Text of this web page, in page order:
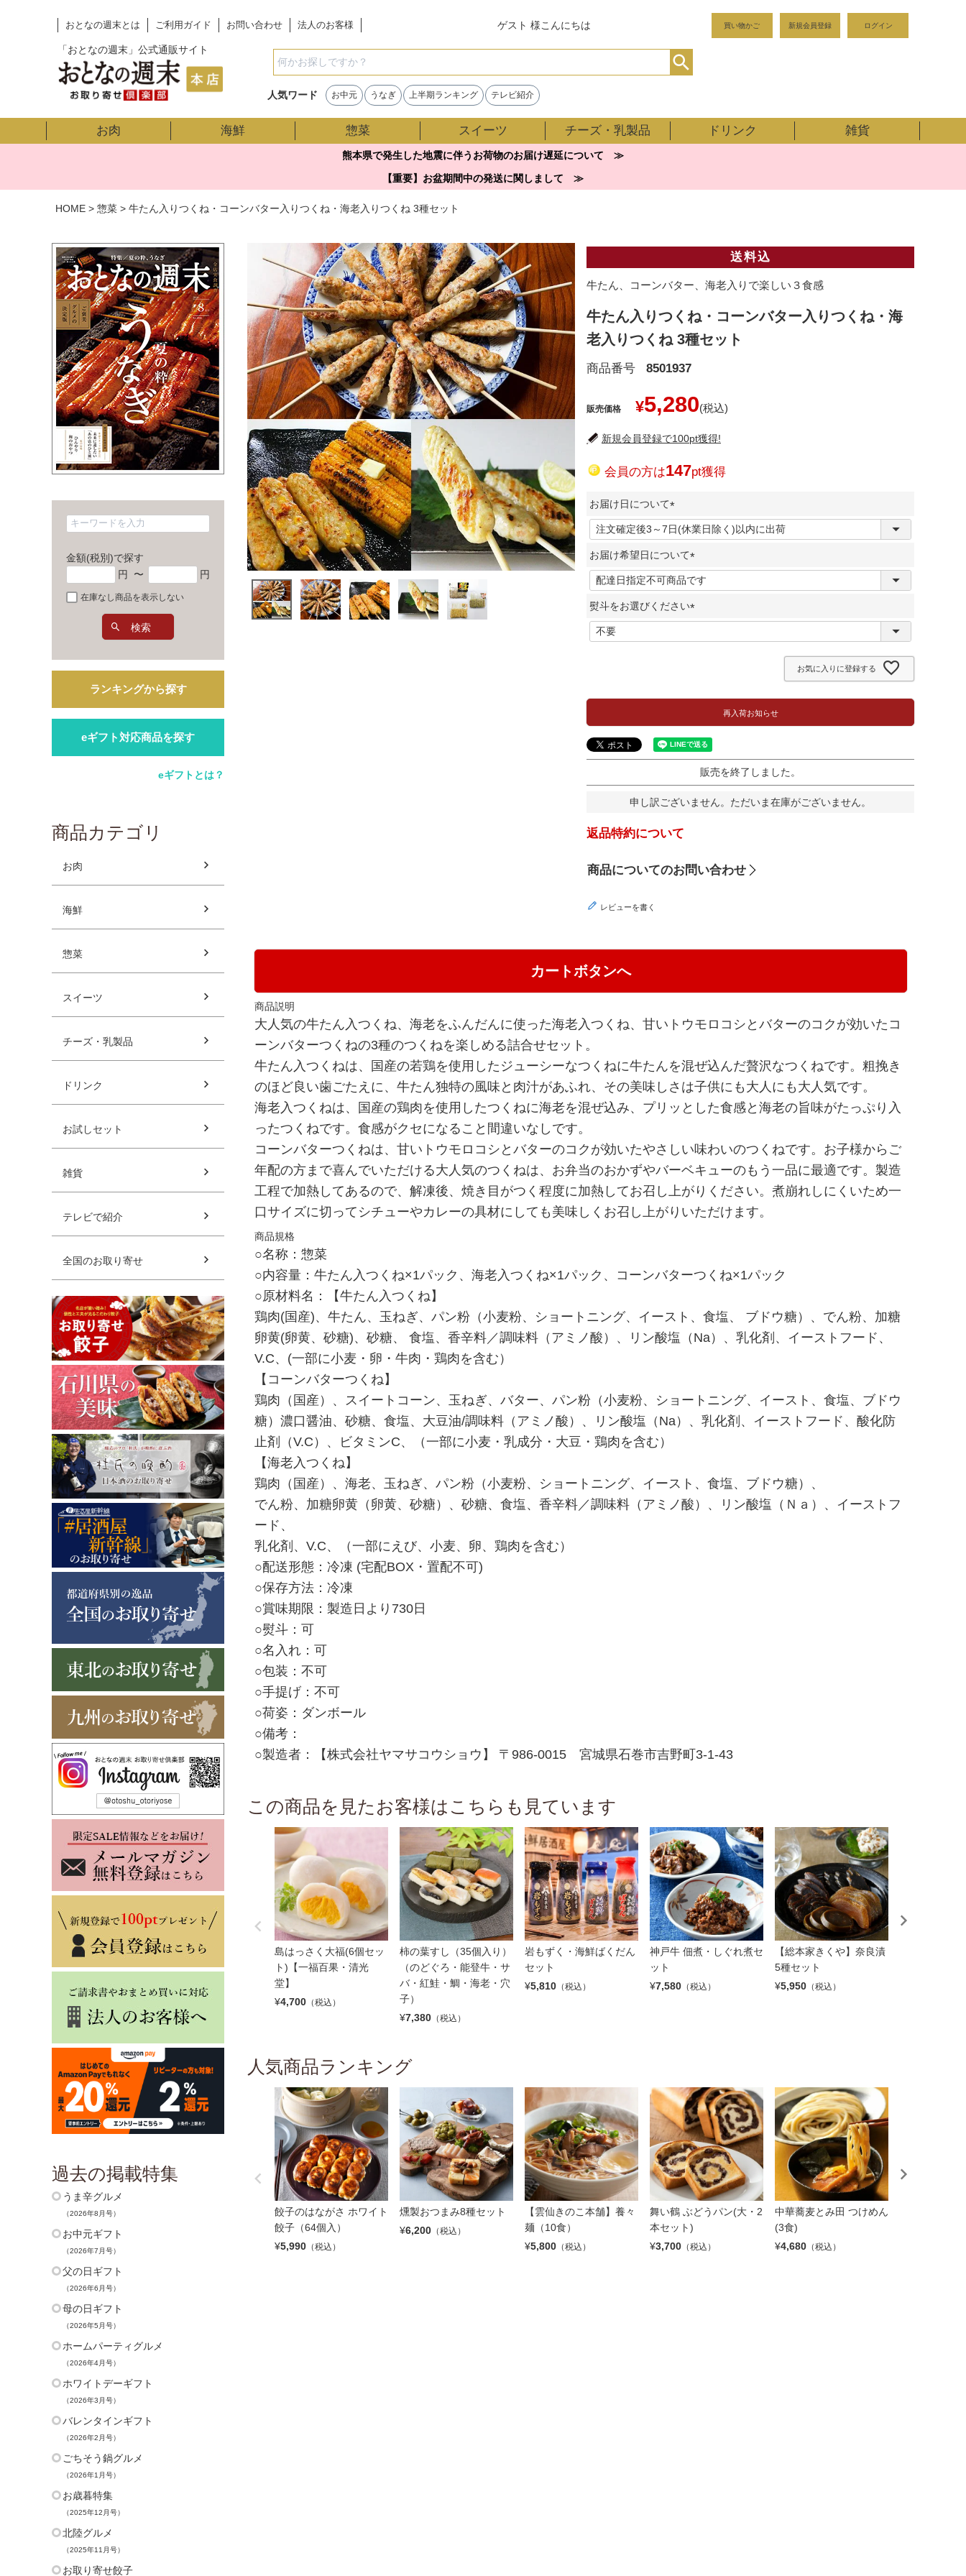
おとなの週末とは ご利用ガイド お問い合わせ 法人のお客様 ゲスト 様こんにちは
「おとなの週末」公式通販サイト
買い物かご 新規会員登録 ログイン
検索
人気ワード お中元 うなぎ 上半期ランキング テレビ紹介
お肉 海鮮 惣菜 スイーツ チーズ・乳製品 ドリンク 雑貨
熊本県で発生した地震に伴うお荷物のお届け遅延について ≫
【重要】お盆期間中の発送に関しまして ≫
HOME 惣菜 牛たん入りつくね・コーンバター入りつくね・海老入りつくね 3種セット
金額(税別)で探す
円
〜 円
在庫なし商品を表示しない
検索
ランキングから探す
eギフト対応商品を探す
eギフトとは？
商品カテゴリ
お肉
海鮮
惣菜
スイーツ
チーズ・乳製品
ドリンク
お試しセット
雑貨
テレビで紹介
全国のお取り寄せ
過去の掲載特集
うま辛グルメ
（2026年8月号）
お中元ギフト
（2026年7月号）
父の日ギフト
（2026年6月号）
母の日ギフト
（2026年5月号）
ホームパーティグルメ
（2026年4月号）
ホワイトデーギフト
（2026年3月号）
バレンタインギフト
（2026年2月号）
ごちそう鍋グルメ
（2026年1月号）
お歳暮特集
（2025年12月号）
北陸グルメ
（2025年11月号）
お取り寄せ餃子
カートボタンへ
商品説明
大人気の牛たん入つくね、海老をふんだんに使った海老入つくね、甘いトウモロコシとバターのコクが効いたコ
ーンバターつくねの3種のつくねを楽しめる詰合せセット。
牛たん入つくねは、国産の若鶏を使用したジューシーなつくねに牛たんを混ぜ込んだ贅沢なつくねです。粗挽き
のほど良い歯ごたえに、牛たん独特の風味と肉汁があふれ、その美味しさは子供にも大人にも大人気です。
海老入つくねは、国産の鶏肉を使用したつくねに海老を混ぜ込み、プリッとした食感と海老の旨味がたっぷり入
ったつくねです。食感がクセになること間違いなしです。
コーンバターつくねは、甘いトウモロコシとバターのコクが効いたやさしい味わいのつくねです。お子様からご
年配の方まで喜んでいただける大人気のつくねは、お弁当のおかずやバーベキューのもう一品に最適です。製造
工程で加熱してあるので、解凍後、焼き目がつく程度に加熱してお召し上がりください。煮崩れしにくいため一
口サイズに切ってシチューやカレーの具材にしても美味しくお召し上がりいただけます。
商品規格
○名称：惣菜
○内容量：牛たん入つくね×1パック、海老入つくね×1パック、コーンバターつくね×1パック
○原材料名：【牛たん入つくね】
鶏肉(国産)、牛たん、玉ねぎ、パン粉（小麦粉、ショートニング、イースト、食塩、 ブドウ糖）、でん粉、加糖
卵黄(卵黄、砂糖)、砂糖、 食塩、香辛料／調味料（アミノ酸）、リン酸塩（Na）、乳化剤、イーストフード、
V.C、(一部に小麦・卵・牛肉・鶏肉を含む）
【コーンバターつくね】
鶏肉（国産）、スイートコーン、玉ねぎ、バター、パン粉（小麦粉、ショートニング、イースト、食塩、ブドウ
糖）濃口醤油、砂糖、食塩、大豆油/調味料（アミノ酸）、リン酸塩（Na）、乳化剤、イーストフード、酸化防
止剤（V.C）、ビタミンC、（一部に小麦・乳成分・大豆・鶏肉を含む）
【海老入つくね】
鶏肉（国産）、海老、玉ねぎ、パン粉（小麦粉、ショートニング、イースト、食塩、ブドウ糖）、
でん粉、加糖卵黄（卵黄、砂糖）、砂糖、食塩、香辛料／調味料（アミノ酸）、リン酸塩（Ｎａ）、イーストフ
ード、
乳化剤、V.C、（一部にえび、小麦、卵、鶏肉を含む）
○配送形態：冷凍 (宅配BOX・置配不可)
○保存方法：冷凍
○賞味期限：製造日より730日
○熨斗：可
○名入れ：可
○包装：不可
○手提げ：不可
○荷姿：ダンボール
○備考：
○製造者：【株式会社ヤマサコウショウ】 〒986-0015 宮城県石巻市吉野町3-1-43
送料込
牛たん、コーンバター、海老入りで楽しい３食感
牛たん入りつくね・コーンバター入りつくね・海
老入りつくね 3種セット
商品番号 8501937
販売価格 ¥5,280
新規会員登録で100pt獲得!
会員の方は147pt獲得
お届け日について
(
必
須
)
お届け希望日について
(
必
須
)
熨斗をお選びください
必
お気に入りに登録する
再入荷お知らせ
販売を終了しました。
申し訳ございません。ただいま在庫がございません。
返品特約について
商品についてのお問い合わせ
レビューを書く
この商品を見たお客様はこちらも見ています
島はっさく大福(6個セッ
ト)【一福百果・清光
堂】
¥4,700 （税込）
柿の葉すし（35個入り）
（のどぐろ・能登牛・サ
バ・紅鮭・鯛・海老・穴
子）
¥7,380 （税込）
岩もずく・海鮮ばくだん
セット
¥5,810 （税込）
神戸牛 佃煮・しぐれ煮セ
ット
¥7,580 （税込）
【総本家きくや】奈良漬
5種セット
¥5,950 （税込）
人気商品ランキング
餃子のはながさ ホワイト
餃子（64個入）
¥5,990 （税込）
燻製おつまみ8種セット
¥6,200 （税込）
【雲仙きのこ本舗】養々
麺（10食）
¥5,800 （税込）
舞い鶴 ぶどうパン(大・2
本セット)
¥3,700 （税込）
中華蕎麦とみ田 つけめん
(3食)
¥4,680 （税込）